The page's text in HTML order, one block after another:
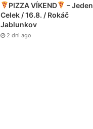
PIZZA VÍKEND
– Jeden
Celek / 16.8. / Rokáč
Jablunkov
2 dni ago